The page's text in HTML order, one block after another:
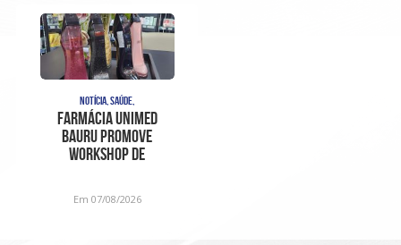
NOTÍCIA, SAÚDE,
Farmácia Unimed
Bauru promove
Workshop de
Em 07/08/2026